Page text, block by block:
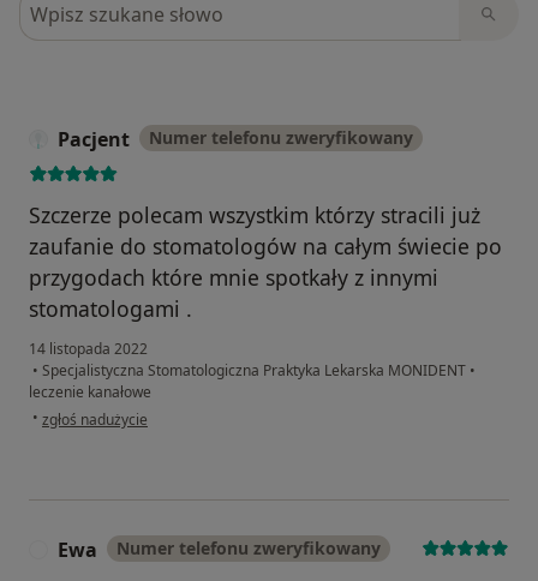
Pacjent Numer telefonu zweryfikowany
Szczerze polecam wszystkim którzy stracili już
zaufanie do stomatologów na całym świecie po
przygodach które mnie spotkały z innymi
stomatologami .
14 listopada 2022
• Specjalistyczna Stomatologiczna Praktyka Lekarska MONIDENT •
leczenie kanałowe
• w opinii użytkownika Pacjent
zgłoś nadużycie
Ewa Numer telefonu zweryfikowany